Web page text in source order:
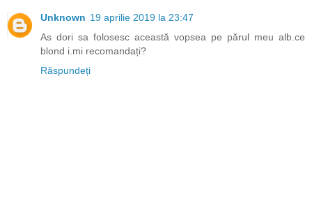
Unknown 19 aprilie 2019 la 23:47
As dori sa folosesc această vopsea pe părul meu alb.ce
blond i.mi recomandați?
Răspundeți